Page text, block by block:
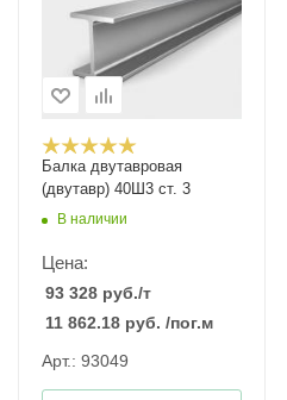
Балка двутавровая
(двутавр) 40Ш3 ст. 3
В наличии
Цена:
93 328 руб./т
11 862.18 руб. /пог.м
Арт.: 93049